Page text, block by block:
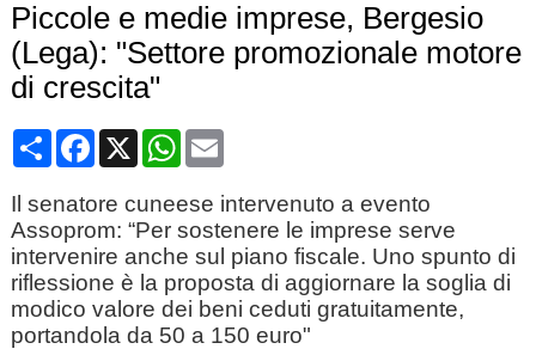
Piccole e medie imprese, Bergesio
(Lega): "Settore promozionale motore
di crescita"
CondividiFacebook
X WhatsApp
Email
Il senatore cuneese intervenuto a evento
Assoprom: “Per sostenere le imprese serve
intervenire anche sul piano fiscale. Uno spunto di
riflessione è la proposta di aggiornare la soglia di
modico valore dei beni ceduti gratuitamente,
portandola da 50 a 150 euro"